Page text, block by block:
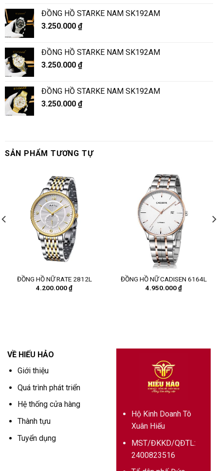
ĐỒNG HỒ STARKE NAM SK192AM
3.250.000 ₫
ĐỒNG HỒ STARKE NAM SK192AM
3.250.000 ₫
ĐỒNG HỒ STARKE NAM SK192AM
3.250.000 ₫
SẢN PHẨM TƯƠNG TỰ
ĐỒNG HỒ NỮ RATE 2812L
4.200.000₫
ĐỒNG HỒ NỮ CADISEN 6164L
4.950.000₫
VỀ HIẾU HẢO
Giới thiệu
Quá trình phát triển
Hệ thống cửa hàng
Thành tựu
Tuyển dụng
Hộ Kinh Doanh Tô
Xuân Hiếu
MST/ĐKKD/QĐTL:
2400823516